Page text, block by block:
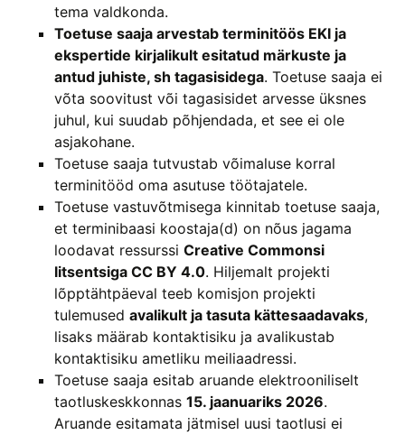
tema valdkonda.
Toetuse saaja arvestab terminitöös EKI ja
ekspertide kirjalikult esitatud märkuste ja
antud juhiste, sh tagasisidega. Toetuse saaja ei
võta soovitust või tagasisidet arvesse üksnes
juhul, kui suudab põhjendada, et see ei ole
asjakohane.
Toetuse saaja tutvustab võimaluse korral
terminitööd oma asutuse töötajatele.
Toetuse vastuvõtmisega kinnitab toetuse saaja,
et terminibaasi koostaja(d) on nõus jagama
loodavat ressurssi Creative Commonsi
litsentsiga CC BY 4.0. Hiljemalt projekti
lõpptähtpäeval teeb komisjon projekti
tulemused avalikult ja tasuta kättesaadavaks,
lisaks määrab kontaktisiku ja avalikustab
kontaktisiku ametliku meiliaadressi.
Toetuse saaja esitab aruande elektrooniliselt
taotluskeskkonnas 15. jaanuariks 2026.
Aruande esitamata jätmisel uusi taotlusi ei